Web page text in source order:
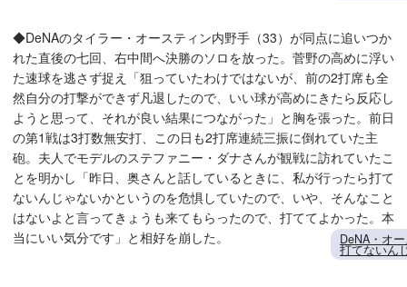
◆DeNAのタイラー・オースティン内野手（33）が同点に追いつか
れた直後の七回、右中間へ決勝のソロを放った。菅野の高めに浮い
た速球を逃さず捉え「狙っていたわけではないが、前の2打席も全
然自分の打撃ができず凡退したので、いい球が高めにきたら反応し
ようと思って、それが良い結果につながった」と胸を張った。前日
の第1戦は3打数無安打、この日も2打席連続三振に倒れていた主
砲。夫人でモデルのステファニー・ダナさんが観戦に訪れていたこ
とを明かし「昨日、奥さんと話しているときに、私が行ったら打て
ないんじゃないかというのを危惧していたので、いや、そんなこと
はないよと言ってきょうも来てもらったので、打ててよかった。本
当にいい気分です」と相好を崩した。
DeNA・オ
打てないん